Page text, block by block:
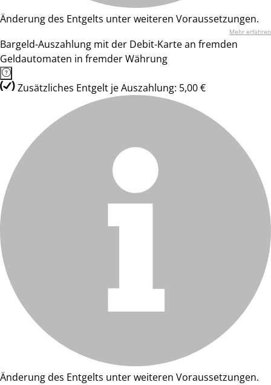
Änderung des Entgelts unter weiteren Voraussetzungen.
Mehr erfahren
Bargeld-Auszahlung mit der Debit-Karte an fremden
Geldautomaten in fremder Währung
Zusätzliches Entgelt je Auszahlung: 5,00 €
Änderung des Entgelts unter weiteren Voraussetzungen.